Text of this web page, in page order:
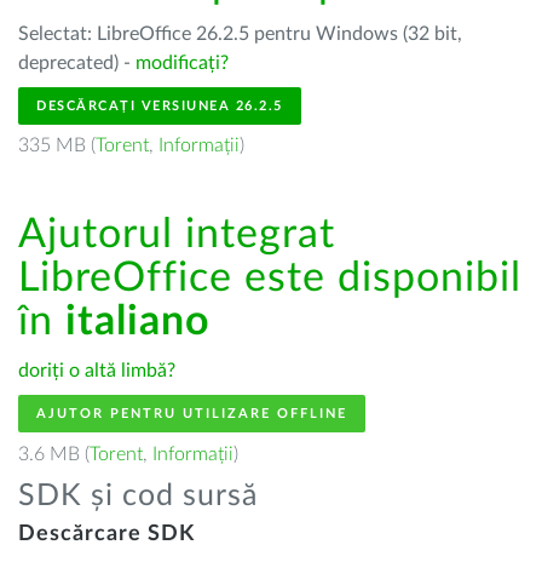
Selectat: LibreOffice 26.2.5 pentru Windows (32 bit,
deprecated) - modificați?
DESCĂRCAȚI VERSIUNEA 26.2.5
335 MB (Torent, Informații)
Ajutorul integrat
LibreOffice este disponibil
în italiano
doriți o altă limbă?
AJUTOR PENTRU UTILIZARE OFFLINE
3.6 MB (Torent, Informații)
SDK și cod sursă
Descărcare SDK